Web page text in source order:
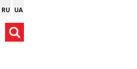
RU UA